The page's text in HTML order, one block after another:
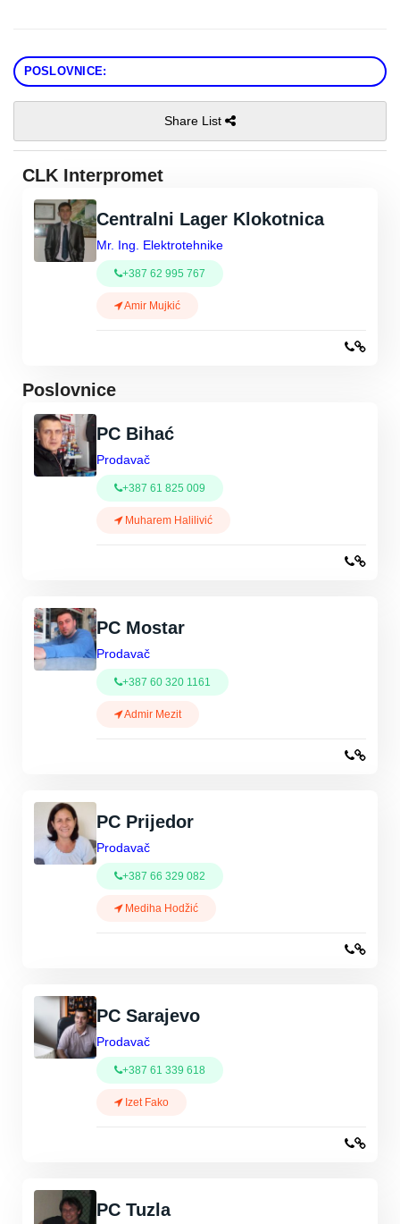
POSLOVNICE:
Share List
CLK Interpromet
Centralni Lager Klokotnica
Mr. Ing. Elektrotehnike
+387 62 995 767
Amir Mujkić
Poslovnice
PC Bihać
Prodavač
+387 61 825 009
Muharem Halilivić
PC Mostar
Prodavač
+387 60 320 1161
Admir Mezit
PC Prijedor
Prodavač
+387 66 329 082
Mediha Hodžić
PC Sarajevo
Prodavač
+387 61 339 618
Izet Fako
PC Tuzla